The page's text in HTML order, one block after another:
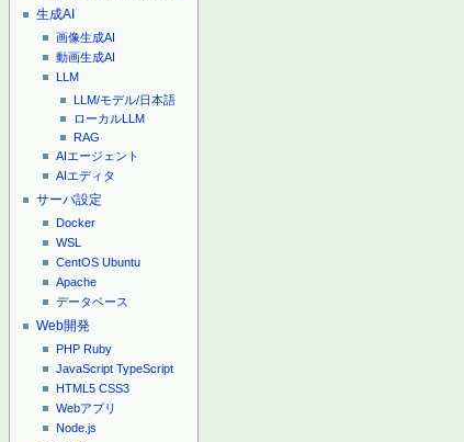
生成AI
画像生成AI
動画生成AI
LLM
LLM/モデル/日本語
ローカルLLM
RAG
AIエージェント
AIエディタ
サーバ設定
Docker
WSL
CentOS Ubuntu
Apache
データベース
Web開発
PHP Ruby
JavaScript TypeScript
HTML5 CSS3
Webアプリ
Node.js